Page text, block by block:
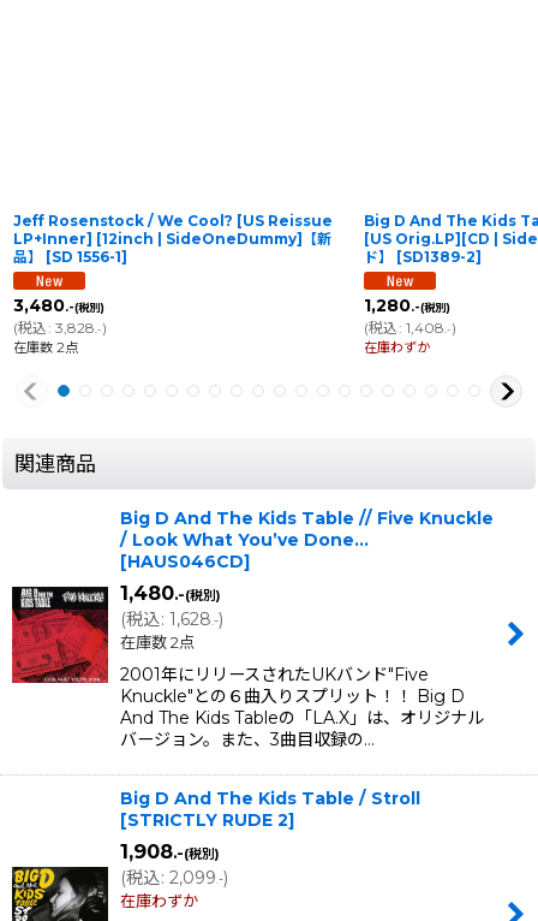
Jeff Rosenstock / We Cool? [US Reissue
LP+Inner] [12inch | SideOneDummy]【新
品】
[SD 1556-1]
3,480.-(税別)
(税込: 3,828 .-)
在庫数 2点
Big D And The Kids
[US Orig.LP][CD |
ド】
[SD1389-2]
1,280.-(税別)
(税込: 1,408 .-)
在庫わずか
関連商品
Big D And The Kids Table // Five Knuckle
‎/ Look What You’ve Done...
[HAUS046CD]
1,480.-(税別)
(税込: 1,628.-)
在庫数 2点
2001年にリリースされたUKバンド"Five
Knuckle"との６曲入りスプリット！！ Big D
And The Kids Tableの「LA.X」は、オリジナル
バージョン。また、3曲目収録の…
Big D And The Kids Table / Stroll
[STRICTLY RUDE 2]
1,908.-(税別)
(税込: 2,099.-)
在庫わずか